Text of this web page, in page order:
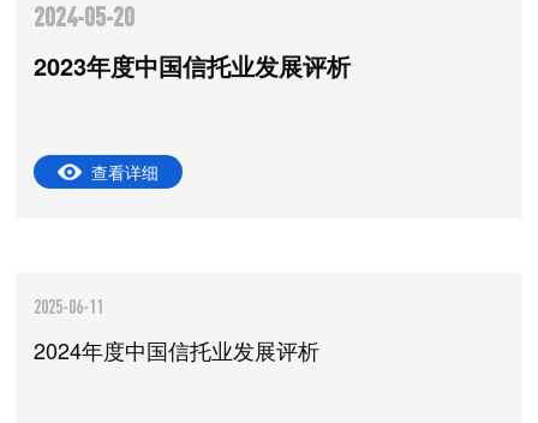
2024-05-20
2023年度中国信托业发展评析
查看详细
2025-06-11
2024年度中国信托业发展评析